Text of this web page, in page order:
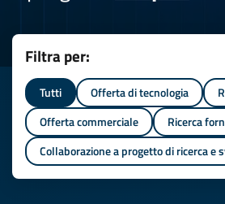
Filtra per:
Tutti Offerta di tecnologia
Offerta commerciale
Ricerca
Collaborazione a progetto di ricerca e